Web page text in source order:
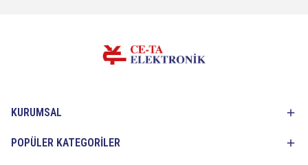
KURUMSAL
POPÜLER KATEGORİLER